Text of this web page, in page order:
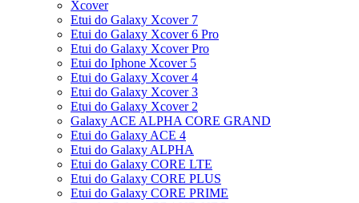
Xcover
Etui do Galaxy Xcover 7
Etui do Galaxy Xcover 6 Pro
Etui do Galaxy Xcover Pro
Etui do Iphone Xcover 5
Etui do Galaxy Xcover 4
Etui do Galaxy Xcover 3
Etui do Galaxy Xcover 2
Galaxy ACE ALPHA CORE GRAND
Etui do Galaxy ACE 4
Etui do Galaxy ALPHA
Etui do Galaxy CORE LTE
Etui do Galaxy CORE PLUS
Etui do Galaxy CORE PRIME